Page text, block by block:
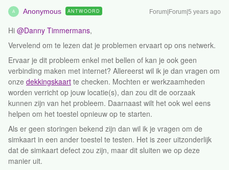
A Anonymous ANTWOORD Forum|Forum|5 years ago
Hi @Danny Timmermans,
Vervelend om te lezen dat je problemen ervaart op ons netwerk.
Ervaar je dit probleem enkel met bellen of kan je ook geen
verbinding maken met internet? Allereerst wil ik je dan vragen om
onze dekkingskaart te checken. Mochten er werkzaamheden
worden verricht op jouw locatie(s), dan zou dit de oorzaak
kunnen zijn van het probleem. Daarnaast wilt het ook wel eens
helpen om het toestel opnieuw op te starten.
Als er geen storingen bekend zijn dan wil ik je vragen om de
simkaart in een ander toestel te testen. Het is zeer uitzonderlijk
dat de simkaart defect zou zijn, maar dit sluiten we op deze
manier uit.